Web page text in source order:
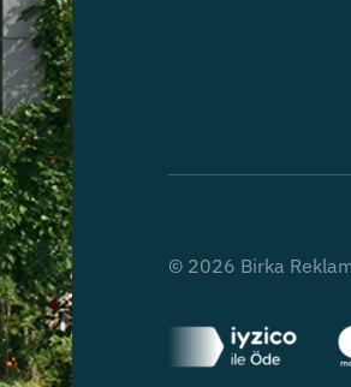
© 2026 Birka